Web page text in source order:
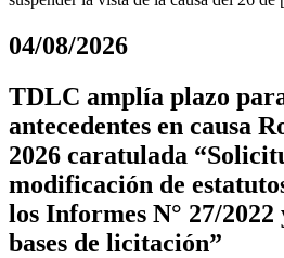
04/08/2026
TDLC amplía plazo
antecedentes en causa
2026 caratulada
modificación de
los Informes N° 27/2022
bases de licitación”